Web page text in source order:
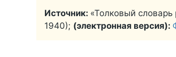
Источник: «Толковый
1940); (электронная версия):